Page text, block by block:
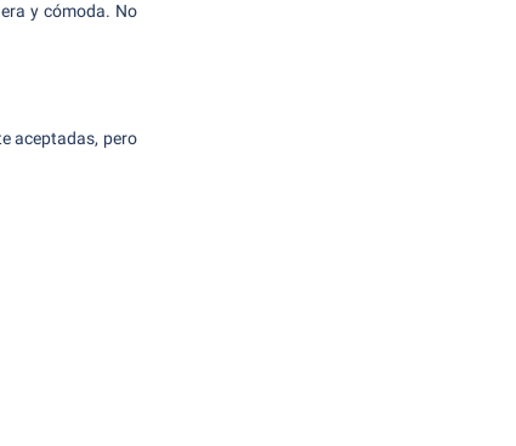
y cómoda. No
aceptadas, pero